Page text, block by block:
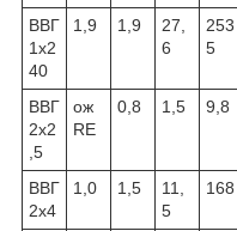
ВВГ
1x2
40
1,9 1,9
27,
6
253
5
ВВГ
2x2
,5
ож
RE
0,8 1,5 9,8
ВВГ
2x4
1,0 1,5
11,
5
168